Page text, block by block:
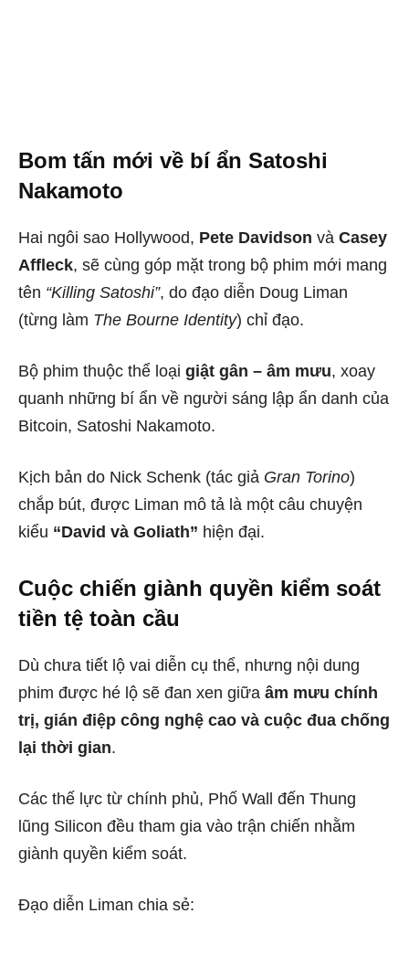
Bom tấn mới về bí ẩn Satoshi
Nakamoto
Hai ngôi sao Hollywood, Pete Davidson và Casey
Affleck, sẽ cùng góp mặt trong bộ phim mới mang
tên “Killing Satoshi”, do đạo diễn Doug Liman
(từng làm The Bourne Identity) chỉ đạo.
Bộ phim thuộc thể loại giật gân – âm mưu, xoay
quanh những bí ẩn về người sáng lập ẩn danh của
Bitcoin, Satoshi Nakamoto.
Kịch bản do Nick Schenk (tác giả Gran Torino)
chắp bút, được Liman mô tả là một câu chuyện
kiểu “David và Goliath” hiện đại.
Cuộc chiến giành quyền kiểm soát
tiền tệ toàn cầu
Dù chưa tiết lộ vai diễn cụ thể, nhưng nội dung
phim được hé lộ sẽ đan xen giữa âm mưu chính
trị, gián điệp công nghệ cao và cuộc đua chống
lại thời gian.
Các thế lực từ chính phủ, Phố Wall đến Thung
lũng Silicon đều tham gia vào trận chiến nhằm
giành quyền kiểm soát.
Đạo diễn Liman chia sẻ: